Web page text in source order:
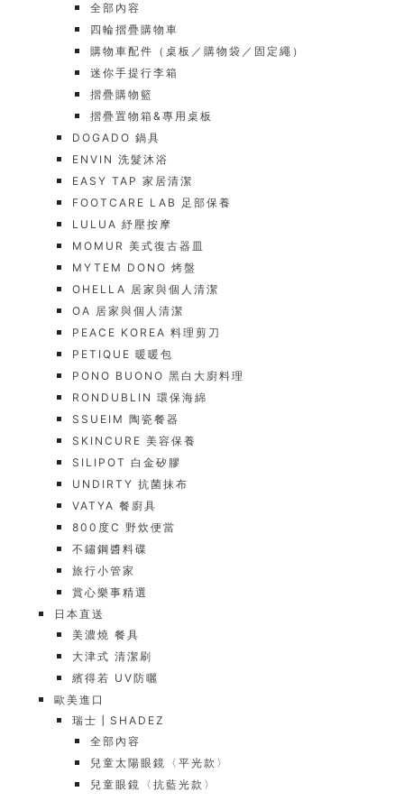
全部內容
四輪摺疊購物車
購物車配件（桌板／購物袋／固定繩）
迷你手提行李箱
摺疊購物籃
摺疊置物箱&專用桌板
DOGADO 鍋具
ENVIN 洗髮沐浴
EASY TAP 家居清潔
FOOTCARE LAB 足部保養
LULUA 紓壓按摩
MOMUR 美式復古器皿
MYTEM DONO 烤盤
OHELLA 居家與個人清潔
OA 居家與個人清潔
PEACE KOREA 料理剪刀
PETIQUE 暖暖包
PONO BUONO 黑白大廚料理
RONDUBLIN 環保海綿
SSUEIM 陶瓷餐器
SKINCURE 美容保養
SILIPOT 白金矽膠
UNDIRTY 抗菌抹布
VATYA 餐廚具
800度C 野炊便當
不鏽鋼醬料碟
旅行小管家
賞心樂事精選
日本直送
美濃燒 餐具
大津式 清潔刷
繽得若 UV防曬
歐美進口
瑞士┃SHADEZ
全部內容
兒童太陽眼鏡〈平光款〉
兒童眼鏡〈抗藍光款〉